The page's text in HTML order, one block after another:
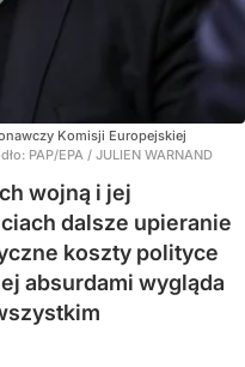
Komisji Europejskiej
PAP/EPA / JULIEN WARNAND
wojną i jej
dalsze upieranie
koszty polityce
absurdami wygląda